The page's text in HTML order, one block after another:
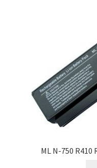
ML N-750 R410